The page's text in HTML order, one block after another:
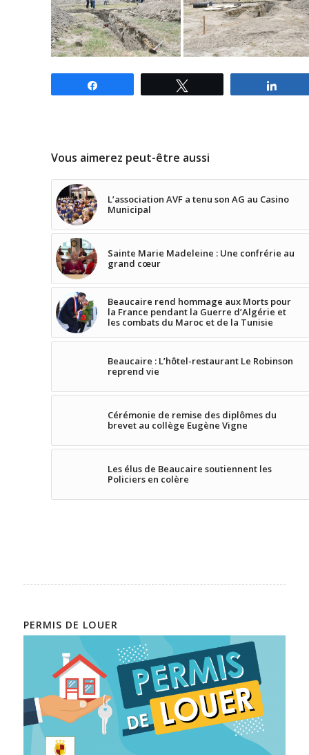
Vous aimerez peut-être aussi
L’association AVF a tenu son AG au Casino
Municipal
Sainte Marie Madeleine : Une confrérie au
grand cœur
Beaucaire rend hommage aux Morts pour
la France pendant la Guerre d’Algérie et
les combats du Maroc et de la Tunisie
Beaucaire : L’hôtel-restaurant Le Robinson
reprend vie
Cérémonie de remise des diplômes du
brevet au collège Eugène Vigne
Les élus de Beaucaire soutiennent les
Policiers en colère
PERMIS DE LOUER